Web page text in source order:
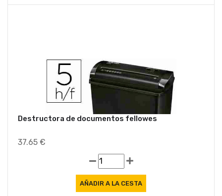
Destructora de documentos fellowes
37.65 €